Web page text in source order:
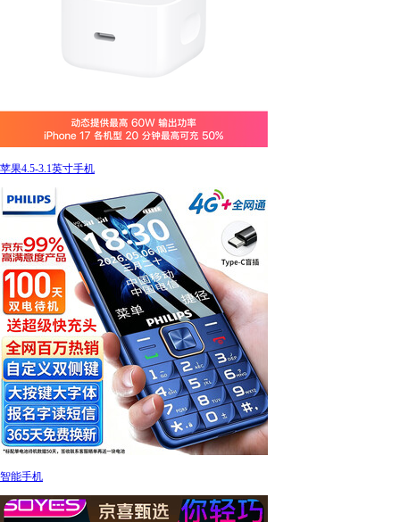
苹果4.5-3.1英寸手机
智能手机